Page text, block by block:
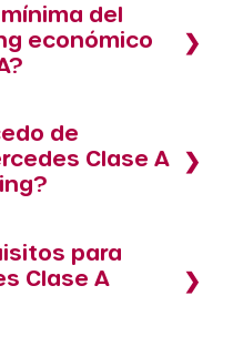
del
económico
de
Clase A
para
Clase A